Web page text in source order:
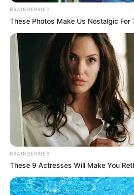
BRAINBERRIES
These Photos Make Us Nostalgic For
BRAINBERRIES
These 9 Actresses Will Make You